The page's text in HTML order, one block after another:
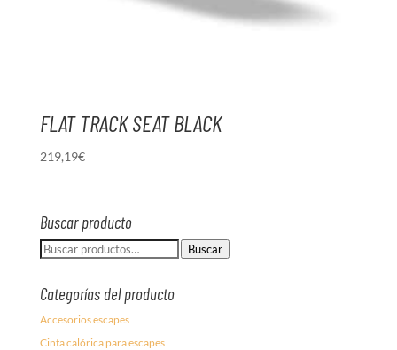
FLAT TRACK SEAT BLACK
219,19€
Buscar producto
Buscar
Buscar
Categorías del producto
Accesorios escapes
Cinta calórica para escapes